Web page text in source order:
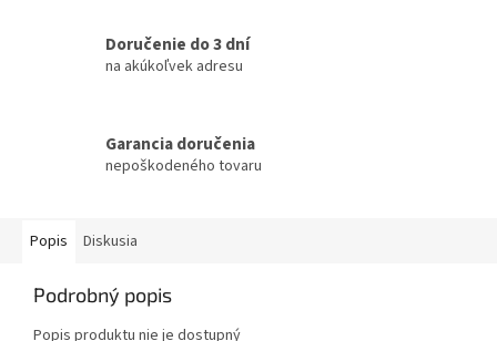
Doručenie do 3 dní
na akúkoľvek adresu
Garancia doručenia
nepoškodeného tovaru
Popis Diskusia
Podrobný popis
Popis produktu nie je dostupný